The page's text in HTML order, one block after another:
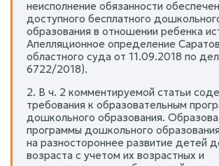
неисполнение обязанности
доступного бесплатного
образования в отношении ребенка
Апелляционное определение
областного суда от 11.09.2018 по
6722/2018).
2. В ч. 2 комментируемой статьи
требования к образовательным
дошкольного образования.
программы дошкольного
на разностороннее развитие детей
возраста с учетом их возрастных и